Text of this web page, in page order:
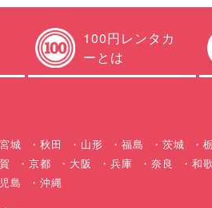
100円レンタカ
ーとは
宮城 秋田 山形 福島 茨城
京都 大阪 兵庫 奈良 和
島 沖縄